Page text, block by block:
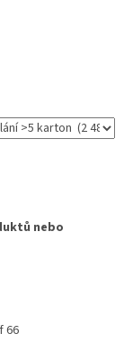
nebo
66